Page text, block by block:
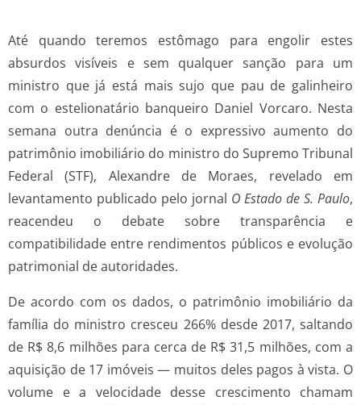
Até quando teremos estômago para engolir estes
absurdos visíveis e sem qualquer sanção para um
ministro que já está mais sujo que pau de galinheiro
com o estelionatário banqueiro Daniel Vorcaro. Nesta
semana outra denúncia é o expressivo aumento do
patrimônio imobiliário do ministro do Supremo Tribunal
Federal (STF), Alexandre de Moraes, revelado em
levantamento publicado pelo jornal O Estado de S. Paulo,
reacendeu o debate sobre transparência e
compatibilidade entre rendimentos públicos e evolução
patrimonial de autoridades.
De acordo com os dados, o patrimônio imobiliário da
família do ministro cresceu 266% desde 2017, saltando
de R$ 8,6 milhões para cerca de R$ 31,5 milhões, com a
aquisição de 17 imóveis — muitos deles pagos à vista. O
volume e a velocidade desse crescimento chamam